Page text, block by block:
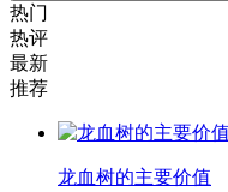
热门
热评
最新
推荐
龙血树的主要价值